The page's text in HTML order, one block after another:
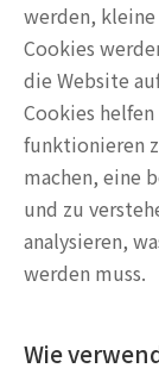
werden,
Cookies
die Website
Cookies
funktionieren
machen, eine
und zu
analysieren,
werden muss.
Wie